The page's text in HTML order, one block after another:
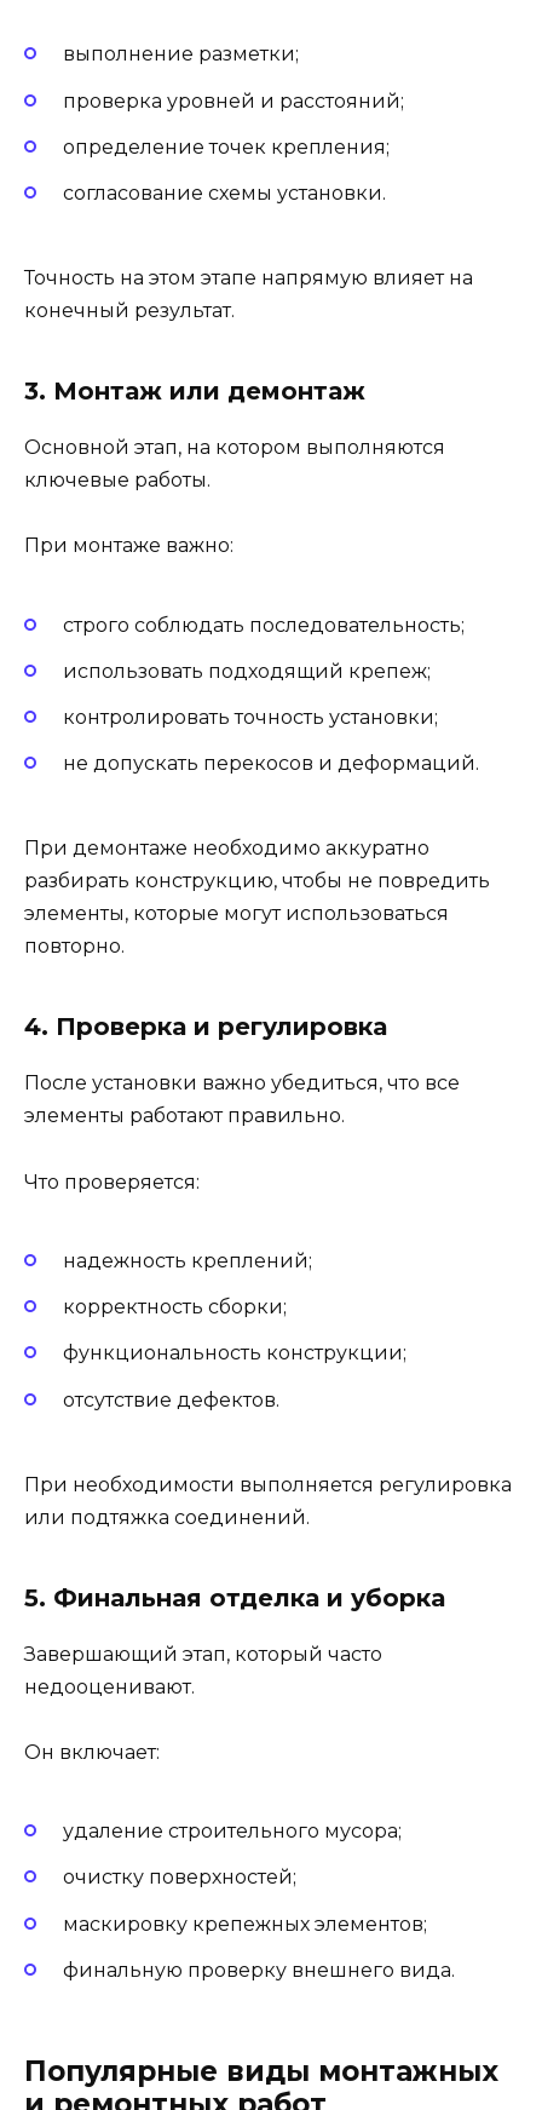
выполнение разметки;
проверка уровней и расстояний;
определение точек крепления;
согласование схемы установки.
Точность на этом этапе напрямую влияет на
конечный результат.
3. Монтаж или демонтаж
Основной этап, на котором выполняются
ключевые работы.
При монтаже важно:
строго соблюдать последовательность;
использовать подходящий крепеж;
контролировать точность установки;
не допускать перекосов и деформаций.
При демонтаже необходимо аккуратно
разбирать конструкцию, чтобы не повредить
элементы, которые могут использоваться
повторно.
4. Проверка и регулировка
После установки важно убедиться, что все
элементы работают правильно.
Что проверяется:
надежность креплений;
корректность сборки;
функциональность конструкции;
отсутствие дефектов.
При необходимости выполняется регулировка
или подтяжка соединений.
5. Финальная отделка и уборка
Завершающий этап, который часто
недооценивают.
Он включает:
удаление строительного мусора;
очистку поверхностей;
маскировку крепежных элементов;
финальную проверку внешнего вида.
Популярные виды монтажных